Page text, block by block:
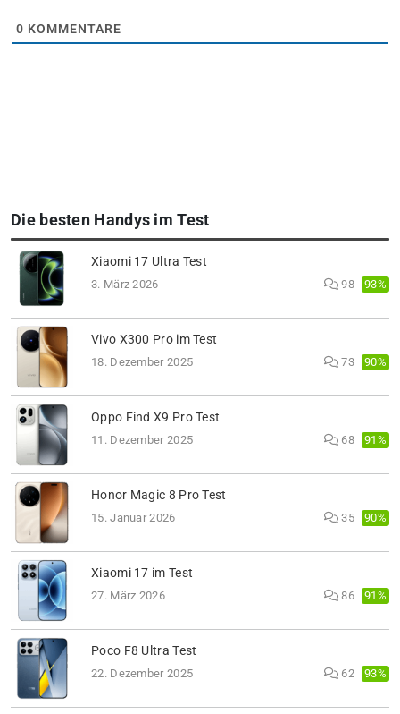
0 KOMMENTARE
Die besten Handys im Test
Xiaomi 17 Ultra Test
3. März 2026 98 93%
Vivo X300 Pro im Test
18. Dezember 2025 73 90%
Oppo Find X9 Pro Test
11. Dezember 2025 68 91%
Honor Magic 8 Pro Test
15. Januar 2026 35 90%
Xiaomi 17 im Test
27. März 2026 86 91%
Poco F8 Ultra Test
22. Dezember 2025 62 93%